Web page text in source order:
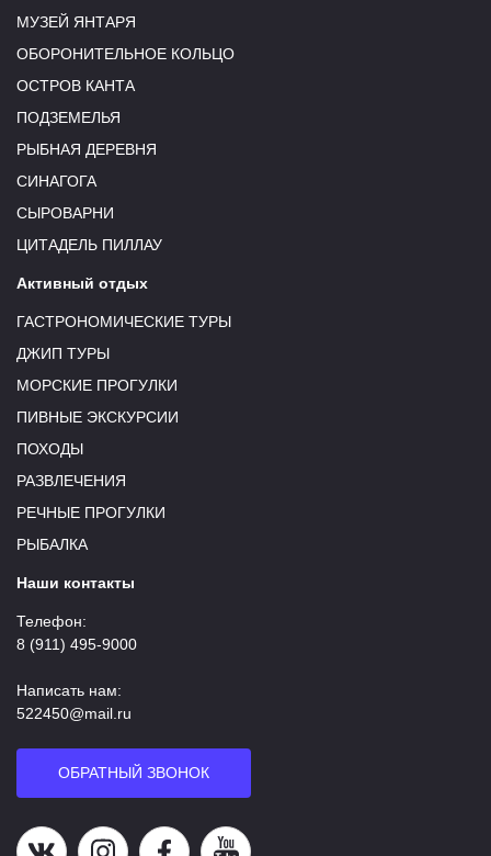
МУЗЕЙ ЯНТАРЯ
ОБОРОНИТЕЛЬНОЕ КОЛЬЦО
ОСТРОВ КАНТА
ПОДЗЕМЕЛЬЯ
РЫБНАЯ ДЕРЕВНЯ
СИНАГОГА
СЫРОВАРНИ
ЦИТАДЕЛЬ ПИЛЛАУ
Активный отдых
ГАСТРОНОМИЧЕСКИЕ ТУРЫ
ДЖИП ТУРЫ
МОРСКИЕ ПРОГУЛКИ
ПИВНЫЕ ЭКСКУРСИИ
ПОХОДЫ
РАЗВЛЕЧЕНИЯ
РЕЧНЫЕ ПРОГУЛКИ
РЫБАЛКА
Наши контакты
Телефон:
8 (911) 495-9000
Написать нам:
522450@mail.ru
ОБРАТНЫЙ ЗВОНОК